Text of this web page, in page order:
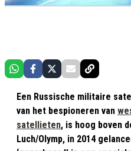
Een Russische militaire
van het bespioneren van
satellieten, is hoog boven
Luch/Olymp, in 2014